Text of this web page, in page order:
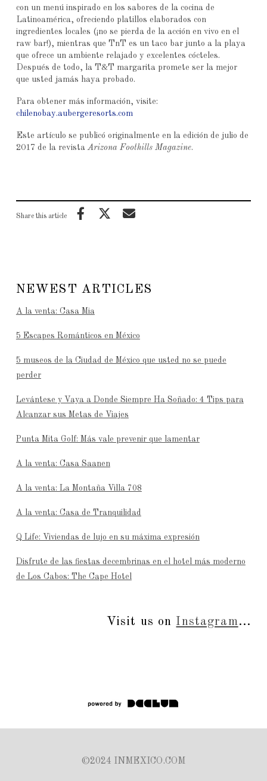
con un menú inspirado en los sabores de la cocina de
Latinoamérica, ofreciendo platillos elaborados con
ingredientes locales (¡no se pierda de la acción en vivo en el
raw bar!), mientras que TnT es un taco bar junto a la playa
que ofrece un ambiente relajado y excelentes cócteles.
Después de todo, la T&T margarita promete ser la mejor
que usted jamás haya probado.
Para obtener más información, visite:
chilenobay.aubergeresorts.com
Este artículo se publicó originalmente en la edición de julio de
2017 de la revistaArizona Foothills Magazine.
Share this article
NEWEST ARTICLES
A la venta: Casa Mia
5 Escapes Románticos en México
5 museos de la Ciudad de México que usted no se puede
perder
Levántese y Vaya a Donde Siempre Ha Soñado: 4 Tips para
Alcanzar sus Metas de Viajes
Punta Mita Golf: Más vale prevenir que lamentar
A la venta: Casa Saanen
A la venta: La Montaña Villa 708
A la venta: Casa de Tranquilidad
Q Life: Viviendas de lujo en su máxima expresión
Disfrute de las fiestas decembrinas en el hotel más moderno
de Los Cabos: The Cape Hotel
Visit us on Instagram...
©2024 INMEXICO.COM